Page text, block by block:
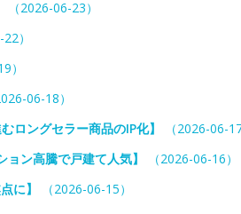
（2026-06-23）
）
）
06-18）
ングセラー商品のIP化】
（2026-06-17
ン高騰で戸建て人気】
（2026-06-16）
に】
（2026-06-15）